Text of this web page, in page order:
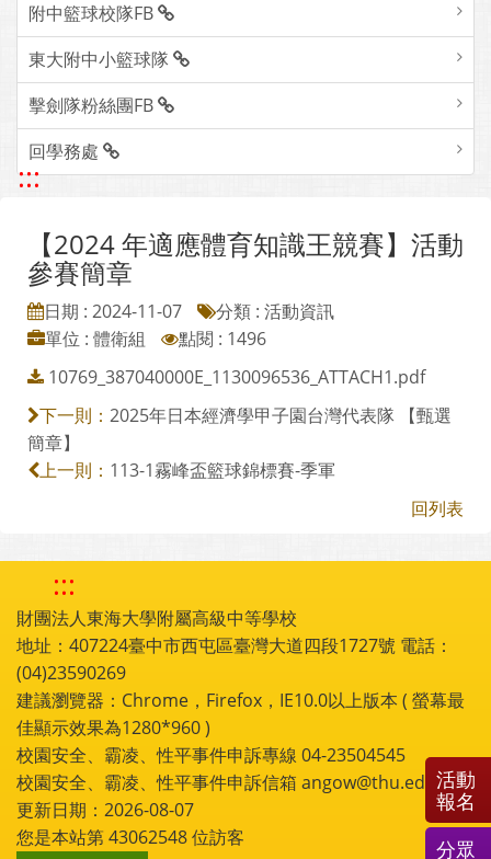
附中籃球校隊FB
東大附中小籃球隊
擊劍隊粉絲團FB
回學務處
:::
【2024 年適應體育知識王競賽】活動
參賽簡章
日期 : 2024-11-07
分類 : 活動資訊
單位 : 體衛組
點閱 : 1496
10769_387040000E_1130096536_ATTACH1.pdf
下一則： 2025年日本經濟學甲子園台灣代表隊 【甄選
簡章】
上一則： 113-1霧峰盃籃球錦標賽-季軍
回列表
:::
財團法人東海大學附屬高級中等學校
地址：407224臺中市西屯區臺灣大道四段1727號 電話：
(04)23590269
建議瀏覽器：Chrome，Firefox，IE10.0以上版本 ( 螢幕最
佳顯示效果為1280*960 )
校園安全、霸凌、性平事件申訴專線 04-23504545
校園安全、霸凌、性平事件申訴信箱 angow@thu.edu.tw
更新日期：2026-08-07
您是本站第43062548位訪客
活動
報名
分眾